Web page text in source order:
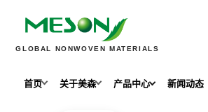
GLOBAL NONWOVEN MATERIALS
首页 关于美森 产品中心 新闻动态